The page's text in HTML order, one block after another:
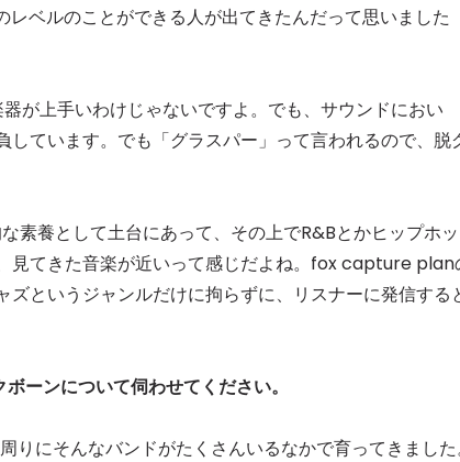
ベルのことができる人が出てきたんだって思いました
が上手いわけじゃないですよ。でも、サウンドにおい
ています。でも「グラスパー」って言われるので、脱
養として土台にあって、その上でR&Bとかヒップホッ
見てきた音楽が近いって感じだよね。fox capture plan
というジャンルだけに拘らずに、リスナーに発信する
ーンについて伺わせてください。
りにそんなバンドがたくさんいるなかで育ってきまし